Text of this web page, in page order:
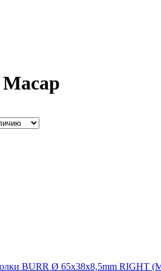
BURR Ø 65x38x8,5mm RIGHT